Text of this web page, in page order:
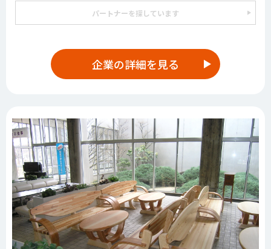
パートナーを探しています
企業の詳細を見る